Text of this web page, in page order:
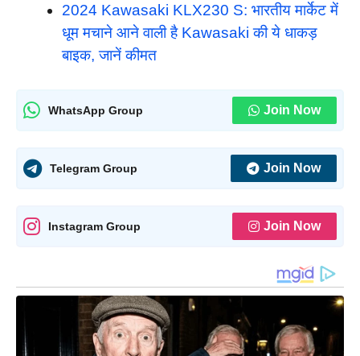
2024 Kawasaki KLX230 S: भारतीय मार्केट में
धूम मचाने आने वाली है Kawasaki की ये धाकड़
बाइक, जानें कीमत
WhatsApp Group Join Now
Telegram Group Join Now
Instagram Group Join Now